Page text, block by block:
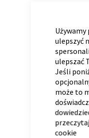
ulepszyć
ulepszać
Jeśli
może to
przeczytaj
cookie
Skandynawskie
Regał
Wszystkie dodatki